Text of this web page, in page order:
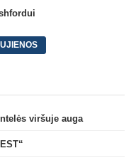
viršuje auga